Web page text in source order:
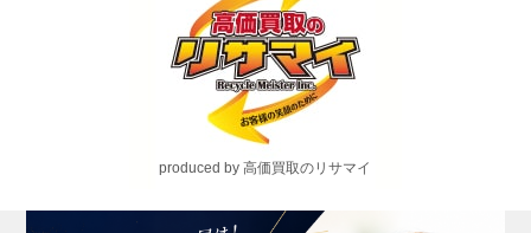
produced by 高価買取のリサマイ